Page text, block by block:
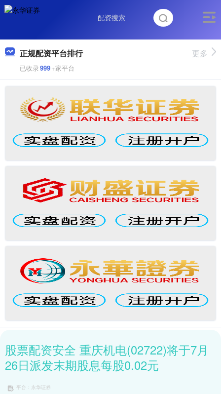
正规配资平台排行
已收录999+家平台
更多
股票配资安全 重庆机电(02722)将于7月
26日派发末期股息每股0.02元
平台：永华证券